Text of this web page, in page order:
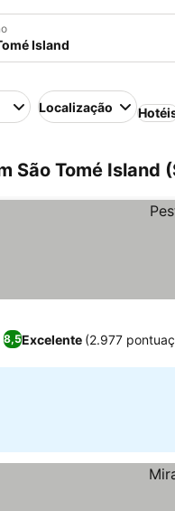
Localização
São Tomé Island
8,5Excelente (2.977